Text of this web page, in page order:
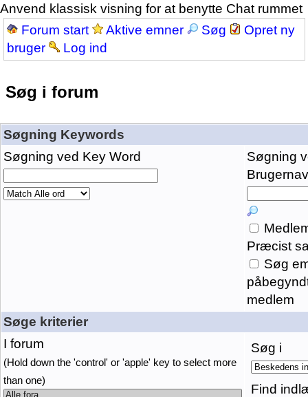
Anvend klassisk visning for at benytte Chat rummet
Forum start
Aktive emner Søg
Opret ny
bruger
Log ind
Søg i forum
Søgning Keywords
Søgning ved Key Word
Søgning
Præcist
Søg
medlem
Søge kriterier
I forum
(Hold down the 'control' or 'apple' key to select more
than one)
Søg i
Find